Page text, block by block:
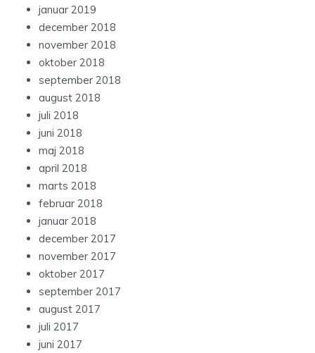
januar 2019
december 2018
november 2018
oktober 2018
september 2018
august 2018
juli 2018
juni 2018
maj 2018
april 2018
marts 2018
februar 2018
januar 2018
december 2017
november 2017
oktober 2017
september 2017
august 2017
juli 2017
juni 2017